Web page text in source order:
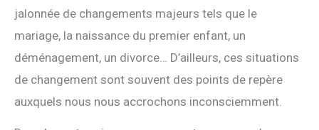
jalonnée de changements majeurs tels que le
mariage, la naissance du premier enfant, un
déménagement, un divorce… D’ailleurs, ces situations
de changement sont souvent des points de repère
auxquels nous nous accrochons inconsciemment.